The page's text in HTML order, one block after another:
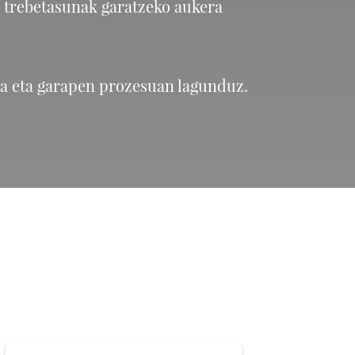
garatzeko aukera
garapen prozesuan lagunduz.